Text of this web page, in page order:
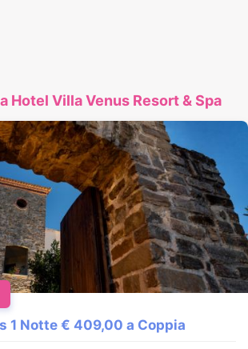
Hotel Villa Venus Resort & Spa
1 Notte € 409,00 a Coppia